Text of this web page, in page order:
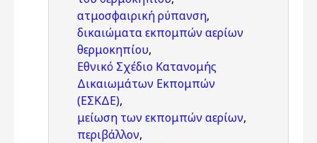
ατμοσφαιρική ρύπανση,
δικαιώματα εκπομπών αερίων
θερμοκηπίου,
Εθνικό Σχέδιο Κατανομής
Δικαιωμάτων Εκπομπών
(ΕΣΚΔΕ),
μείωση των εκπομπών αερίων,
περιβάλλον,